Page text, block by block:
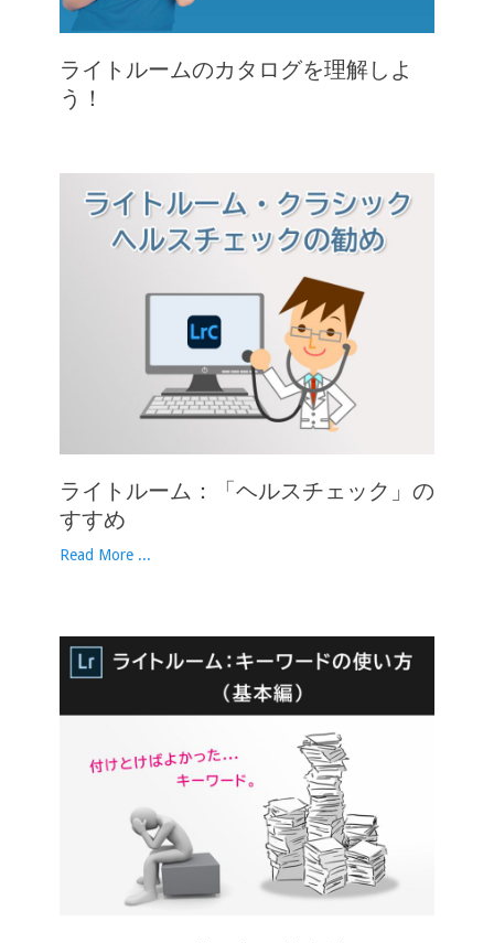
ライトルームのカタログを理解しよ
う！
ライトルーム：「ヘルスチェック」の
すすめ
Read More ...